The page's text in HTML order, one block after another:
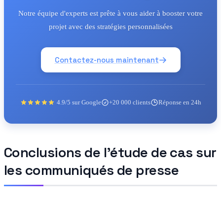
Notre équipe d'experts est prête à vous aider à booster votre
projet avec des stratégies personnalisées
Contactez-nous maintenant
4.9/5 sur Google +20 000 clients Réponse en 24h
Conclusions de l'étude de cas sur
les communiqués de presse